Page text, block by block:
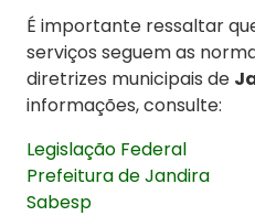
É importante ressaltar
serviços seguem as
diretrizes municipais de
informações, consulte:
Legislação Federal
Prefeitura de Jandira
Sabesp